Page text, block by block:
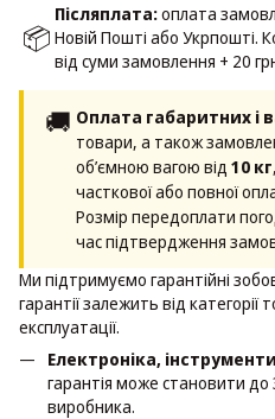
📦
Післяплата:оплата
Новій Пошті або Укрпошті.
від суми замовлення + 20
🚚 Оплата габаритних і
товари, а також
об’ємною вагою від 10 кг
часткової або повної
Розмір передоплати
час підтвердження
Ми підтримуємо гарантійні
гарантії залежить від
експлуатації.
Електроніка,
гарантія може становити до
виробника.